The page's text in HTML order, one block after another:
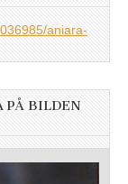
aniara-
PÅ BILDEN